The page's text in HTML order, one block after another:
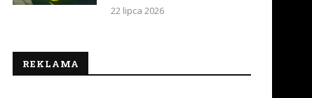
22 lipca 2026
REKLAMA